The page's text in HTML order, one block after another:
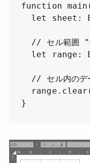
function
let sheet:
// セル範囲
let range:
// セル内のデ
}